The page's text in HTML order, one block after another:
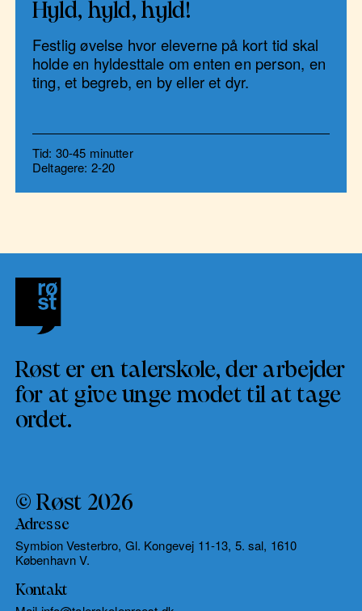
Hyld, hyld, hyld!
Festlig øvelse hvor eleverne på kort tid skal
holde en hyldesttale om enten en person, en
ting, et begreb, en by eller et dyr.
Tid: 30-45 minutter
Deltagere: 2-20
Røst er en talerskole, der arbejder
for at give unge modet til at tage
ordet.
© Røst 2026
Adresse
Symbion Vesterbro, Gl. Kongevej 11-13, 5. sal, 1610
København V.
Kontakt